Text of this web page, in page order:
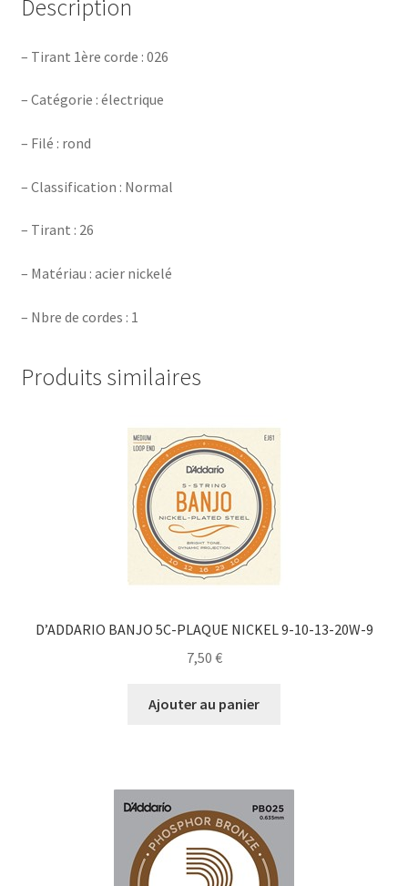
Description
– Tirant 1ère corde : 026
– Catégorie : électrique
– Filé : rond
– Classification : Normal
– Tirant : 26
– Matériau : acier nickelé
– Nbre de cordes : 1
Produits similaires
D’ADDARIO BANJO 5C-PLAQUE NICKEL 9-10-13-20W-9
7,50 €
Ajouter au panier